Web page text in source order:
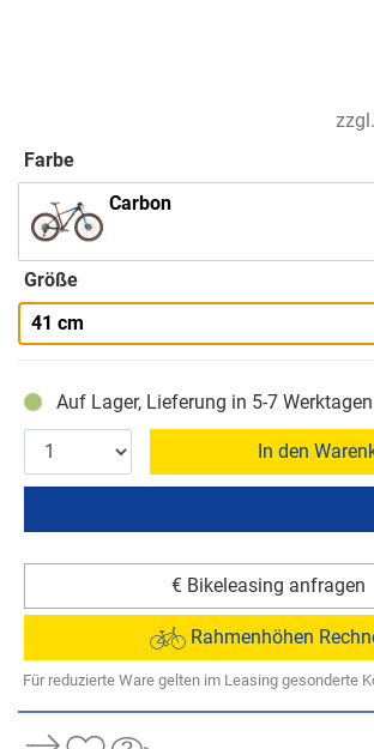
Farbe
Carbon
Größe
41 cm
Auf Lager, Lieferung in 5-7 Werktagen
In den
€ Bikeleasing anfragen
Rahmenhöhen
Für reduzierte Ware gelten im Leasing gesonderte